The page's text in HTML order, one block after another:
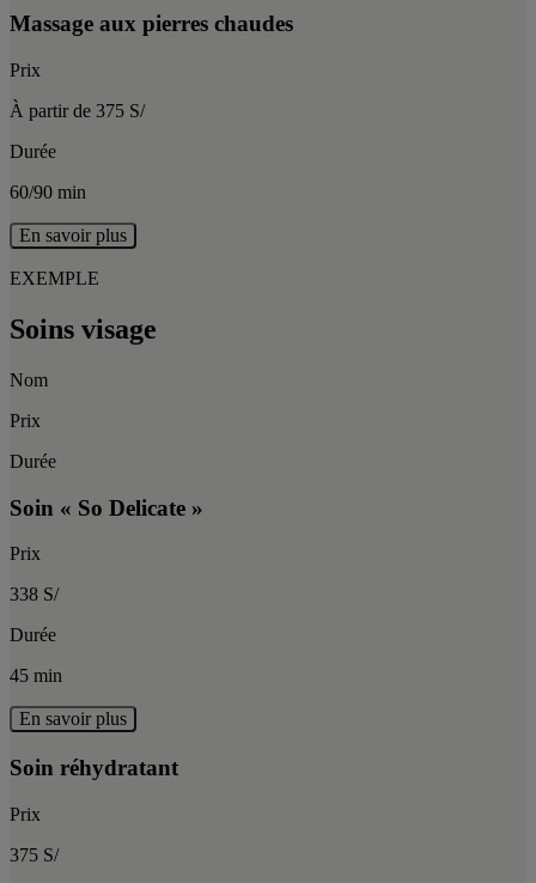
Massage aux pierres chaudes
Prix
À partir de 375 S/
Durée
60/90 min
En savoir plus
EXEMPLE
Soins visage
Nom
Prix
Durée
Soin « So Delicate »
Prix
338 S/
Durée
45 min
En savoir plus
Soin réhydratant
Prix
375 S/